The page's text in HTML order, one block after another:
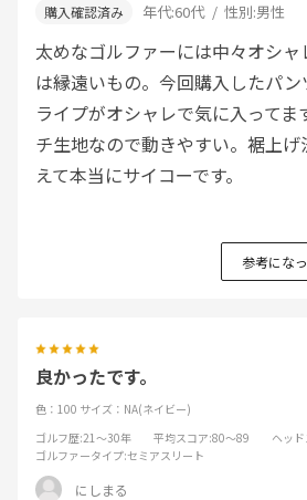
年代:60代 性別:男性
太めなゴルファーには中々オシ
は縁遠いもの。今回購入したパ
ライプがオシャレで気に入ってま
チ生地なので動きやすい。裾上
えて本当にサイコーです。
参考にな
良かったです。
色：100 サイズ：NA(ネイビー)
ゴルフ歴:21～30年 平均スコア:80～89 ヘッ
ゴルファータイプ:セミアスリート
にしまる